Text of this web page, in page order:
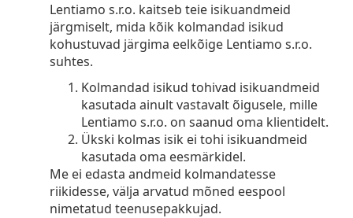
Lentiamo s.r.o. kaitseb teie isikuandmeid
järgmiselt, mida kõik kolmandad isikud
kohustuvad järgima eelkõige Lentiamo s.r.o.
suhtes.
Kolmandad isikud tohivad isikuandmeid
kasutada ainult vastavalt õigusele, mille
Lentiamo s.r.o. on saanud oma klientidelt.
Ükski kolmas isik ei tohi isikuandmeid
kasutada oma eesmärkidel.
Me ei edasta andmeid kolmandatesse
riikidesse, välja arvatud mõned eespool
nimetatud teenusepakkujad.